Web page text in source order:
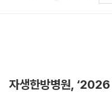
자생한방병원, ‘2026